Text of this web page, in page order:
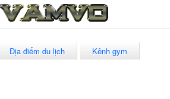
Địa điểm du lịch Kênh gym